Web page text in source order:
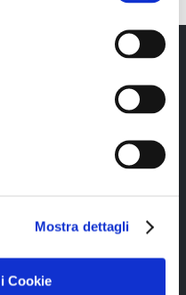
Mostra dettagli
Cookie